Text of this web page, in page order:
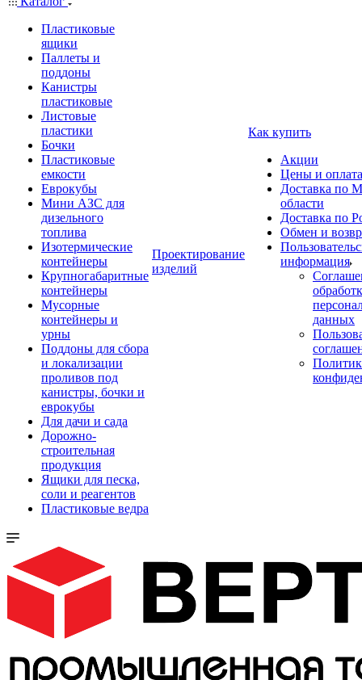
Пластиковые
ящики
Паллеты и
поддоны
Канистры
пластиковые
Листовые
пластики
Бочки
Пластиковые
емкости
Еврокубы
Мини АЗС для
дизельного
топлива
Изотермические
контейнеры
Крупногабаритные
контейнеры
Мусорные
контейнеры и
урны
Поддоны для сбора
и локализации
проливов под
канистры, бочки и
еврокубы
Для дачи и сада
Дорожно-
строительная
продукция
Ящики для песка,
соли и реагентов
Пластиковые ведра
Проектирование
изделий
Как купить
Акции
Цены и оплата
Доставка по
области
Доставка по
Обмен и
информация
данных